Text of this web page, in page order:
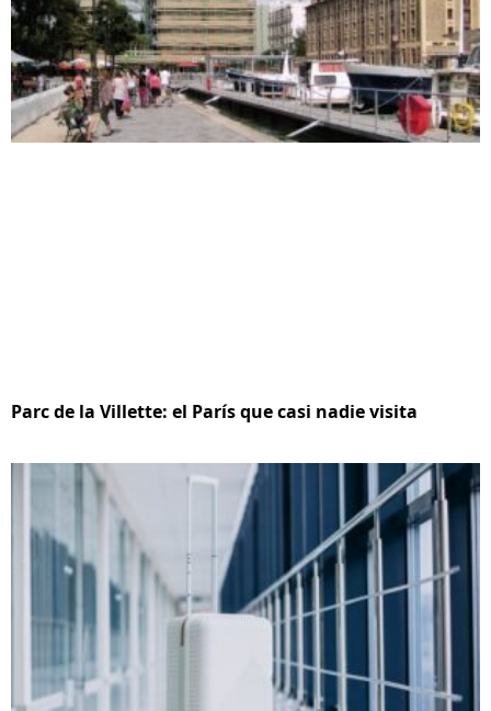
Parc de la Villette: el París que casi nadie visita